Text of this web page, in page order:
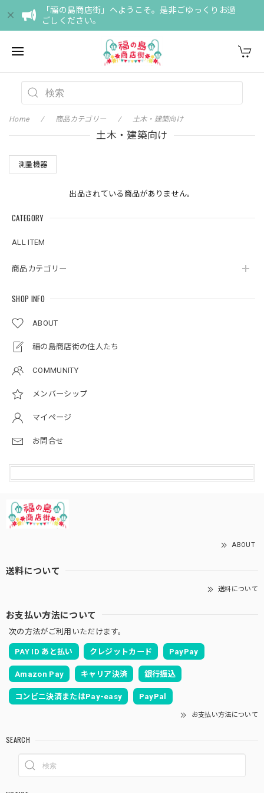
「福の島商店街」へようこそ。是非ごゆっくりお過
ごしください。
CATEGORY
ALL ITEM
商品カテゴリー
SHOP INFO
ABOUT
福の島商店街の住人たち
COMMUNITY
メンバーシップ
マイページ
お問合せ
Home 商品カテゴリー 土木・建築向け
土木・建築向け
測量機器
出品されている商品がありません。
ABOUT
送料について
送料について
お支払い方法について
次の方法がご利用いただけます。
PAY ID あと払い クレジットカード PayPay
Amazon Pay キャリア決済 銀行振込
コンビニ決済またはPay-easy PayPal
お支払い方法について
SEARCH